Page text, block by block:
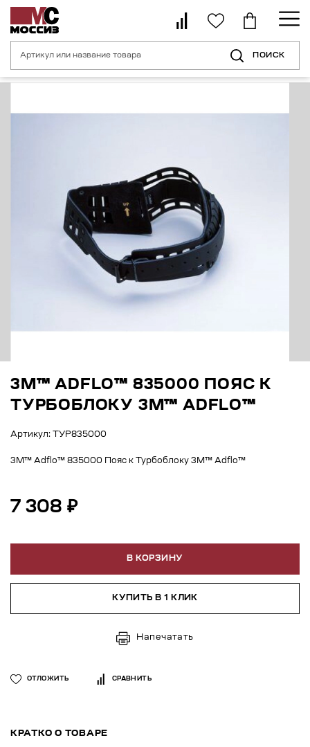
ПОИСК
Главная страница Средства индивидуальной защиты для
3M™ ADFLO™ 835000 ПОЯС К
ТУРБОБЛОКУ 3M™ ADFLO™
Артикул: ТУР835000
3M™ Adflo™ 835000 Пояс к Турбоблоку 3M™ Adflo™
7 308 ₽
В КОРЗИНУ
КУПИТЬ В 1 КЛИК
Напечатать
ОТЛОЖИТЬ СРАВНИТЬ
КРАТКО О ТОВАРЕ